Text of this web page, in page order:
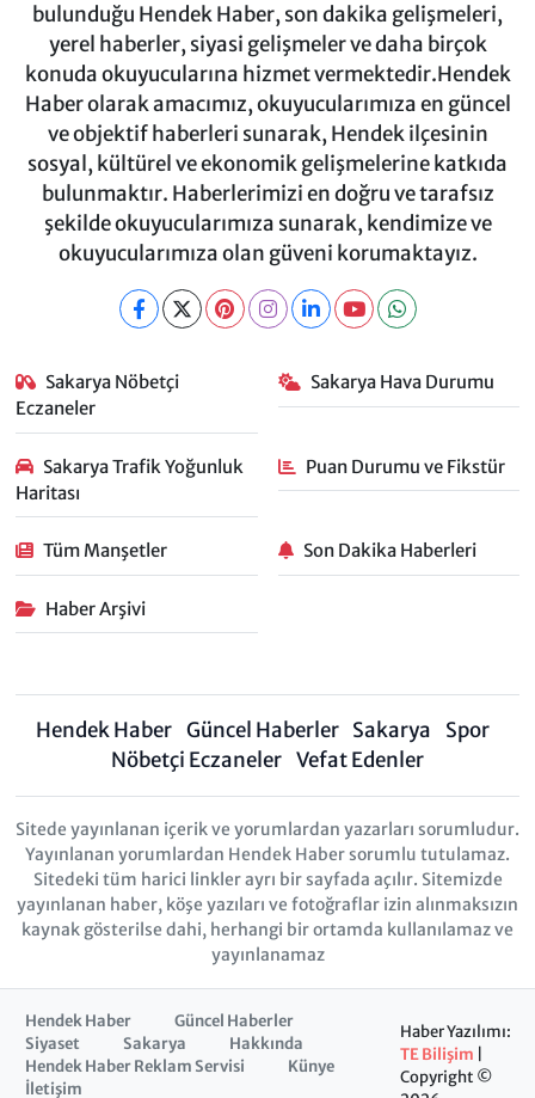
bulunduğu Hendek Haber, son dakika gelişmeleri,
yerel haberler, siyasi gelişmeler ve daha birçok
konuda okuyucularına hizmet vermektedir.Hendek
Haber olarak amacımız, okuyucularımıza en güncel
ve objektif haberleri sunarak, Hendek ilçesinin
sosyal, kültürel ve ekonomik gelişmelerine katkıda
bulunmaktır. Haberlerimizi en doğru ve tarafsız
şekilde okuyucularımıza sunarak, kendimize ve
okuyucularımıza olan güveni korumaktayız.
Sakarya Nöbetçi
Eczaneler
Sakarya Hava Durumu
Sakarya Trafik Yoğunluk
Haritası
Puan Durumu ve Fikstür
Tüm Manşetler Son Dakika Haberleri
Haber Arşivi
Hendek Haber Güncel Haberler Sakarya
Spor
Nöbetçi Eczaneler Vefat Edenler
Sitede yayınlanan içerik ve yorumlardan yazarları sorumludur.
Yayınlanan yorumlardan Hendek Haber sorumlu tutulamaz.
Sitedeki tüm harici linkler ayrı bir sayfada açılır. Sitemizde
yayınlanan haber, köşe yazıları ve fotoğraflar izin alınmaksızın
kaynak gösterilse dahi, herhangi bir ortamda kullanılamaz ve
yayınlanamaz
Hendek Haber
Güncel Haberler
Siyaset
Sakarya
Hakkında
Hendek Haber Reklam Servisi
Künye
İletişim
Haber Yazılımı:
TE Bilişim
Copyright ©